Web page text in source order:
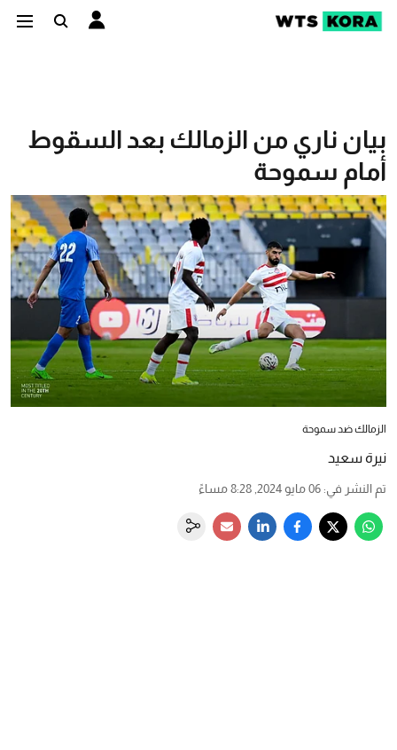
بيان ناري من الزمالك بعد السقوط
أمام سموحة
الزمالك ضد سموحة
نيرة سعيد
تم النشر في: 06 مايو 2024, 8:28 مساءً